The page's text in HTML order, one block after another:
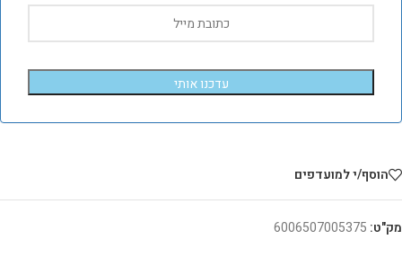
עדכנו אותי
הוסף/י למועדפים
מק"ט: 6006507005375